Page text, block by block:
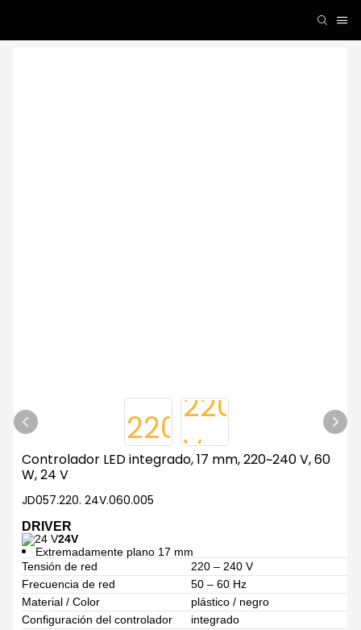
Controlador LED integrado, 17 mm, 220~240 V, 60
W, 24 V
JD057.220. 24V.060.005
DRIVER
24V
Extremadamente plano 17 mm
Tensión de red
220 – 240 V
Frecuencia de red
50 – 60 Hz
Material / Color
plástico / negro
Configuración del controlador
integrado